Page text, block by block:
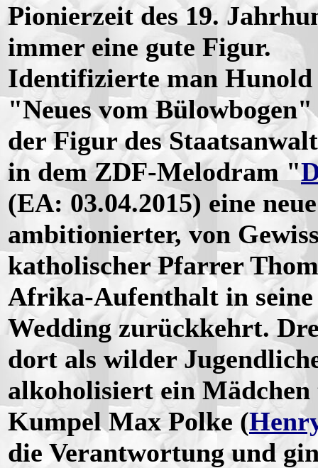
Pionierzeit des 19.
immer eine gute Figur.
Identifizierte man
"Neues vom
der Figur des
in dem ZDF-Melodram "
(EA: 03.04.2015) eine
ambitionierter, von
katholischer Pfarrer
Afrika-Aufenthalt in
Wedding zurückkehrt.
dort als wilder
alkoholisiert ein
Kumpel Max Polke (
die Verantwortung und